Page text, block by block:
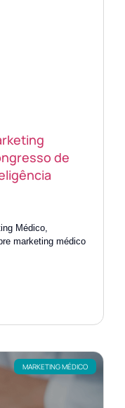
de
Médico,
marketing médico
MARKETING MÉDICO